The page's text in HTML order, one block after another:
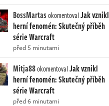
BossMartasokomentovalJak vznikl
herní fenomén: Skutečný příběh
série Warcraft
před 5 minutami
Mitja88okomentovalJak vznikl
herní fenomén: Skutečný příběh
série Warcraft
před 6 minutami